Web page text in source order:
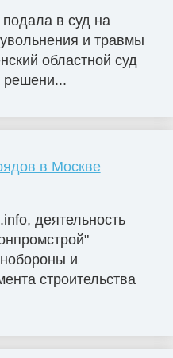
в суд на
и травмы
областной суд
решени...
в Москве
деятельность
и
строительства